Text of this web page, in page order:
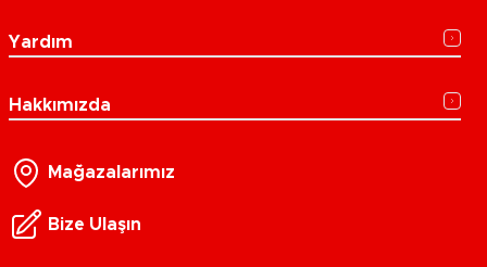
Yardım
Hakkımızda
Mağazalarımız
Bize Ulaşın